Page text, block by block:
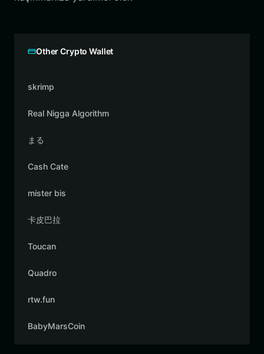
Other Crypto Wallet
skrimp
Real Nigga Algorithm
まる
Cash Cate
mister bis
卡皮巴拉
Toucan
Quadro
rtw.fun
BabyMarsCoin